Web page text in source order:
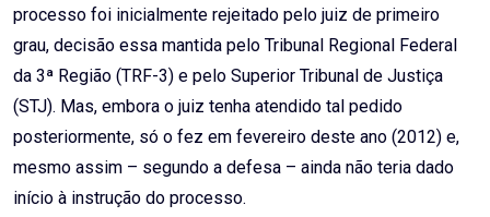
processo foi inicialmente rejeitado pelo juiz de primeiro
grau, decisão essa mantida pelo Tribunal Regional Federal
da 3ª Região (TRF-3) e pelo Superior Tribunal de Justiça
(STJ). Mas, embora o juiz tenha atendido tal pedido
posteriormente, só o fez em fevereiro deste ano (2012) e,
mesmo assim – segundo a defesa – ainda não teria dado
início à instrução do processo.